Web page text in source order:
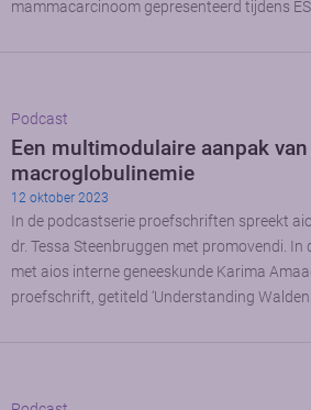
mammacarcinoom gepresenteerd tijdens
Podcast
Een multimodulaire aanpak van
macroglobulinemie
12 oktober 2023
In de podcastserie proefschriften spreekt
dr. Tessa Steenbruggen met promovendi. In
met aios interne geneeskunde Karima
proefschrift, getiteld ‘Understanding